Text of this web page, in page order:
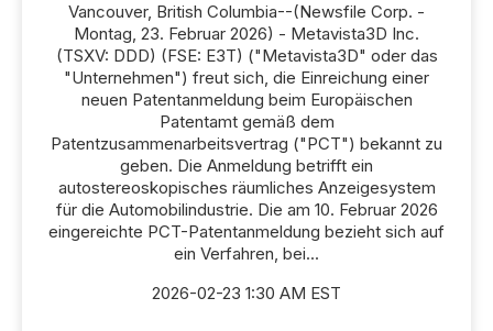
Vancouver, British Columbia--(Newsfile Corp. -
Montag, 23. Februar 2026) - Metavista3D Inc.
(TSXV: DDD) (FSE: E3T) ("Metavista3D" oder das
"Unternehmen") freut sich, die Einreichung einer
neuen Patentanmeldung beim Europäischen
Patentamt gemäß dem
Patentzusammenarbeitsvertrag ("PCT") bekannt zu
geben. Die Anmeldung betrifft ein
autostereoskopisches räumliches Anzeigesystem
für die Automobilindustrie. Die am 10. Februar 2026
eingereichte PCT-Patentanmeldung bezieht sich auf
ein Verfahren, bei...
2026-02-23 1:30 AM EST